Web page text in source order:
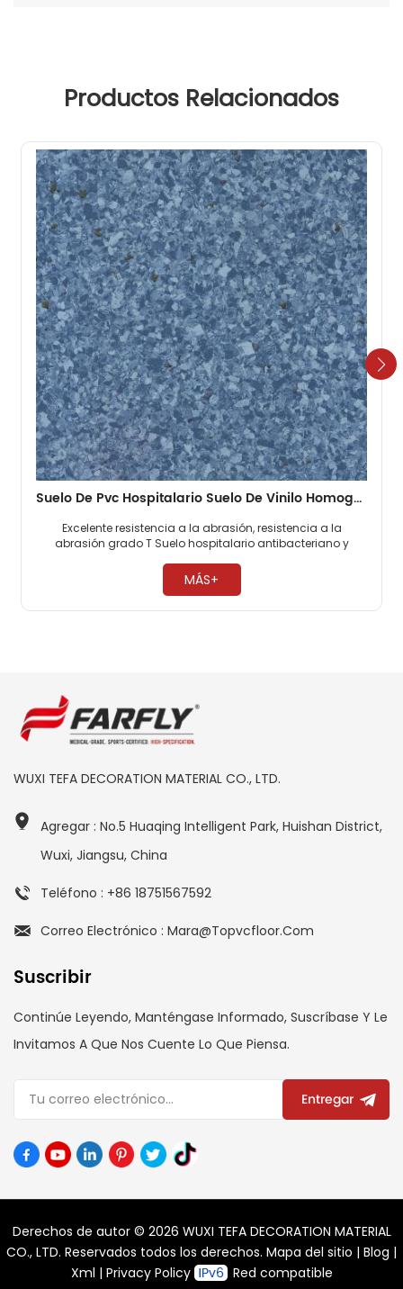
Productos Relacionados
Suelo De Pvc Hospitalario Suelo De Vinilo Homogéneo De 2 Mm
Excelente resistencia a la abrasión, resistencia a la
abrasión grado T Suelo hospitalario antibacteriano y
necesario encerar ​
MÁS+
WUXI TEFA DECORATION MATERIAL CO., LTD.
Agregar : No.5 Huaqing Intelligent Park, Huishan District,
Wuxi, Jiangsu, China
Teléfono : +86 18751567592
Correo Electrónico : Mara@topvcfloor.com
Suscribir
Continúe Leyendo, Manténgase Informado, Suscríbase Y Le
Invitamos A Que Nos Cuente Lo Que Piensa.
Entregar
Derechos de autor © 2026 WUXI TEFA DECORATION MATERIAL
CO., LTD. Reservados todos los derechos. Mapa del sitio | Blog |
Xml | Privacy Policy Red compatible